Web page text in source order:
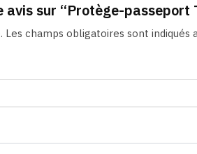
sur “Protège-passeport
Les champs obligatoires sont indiqués